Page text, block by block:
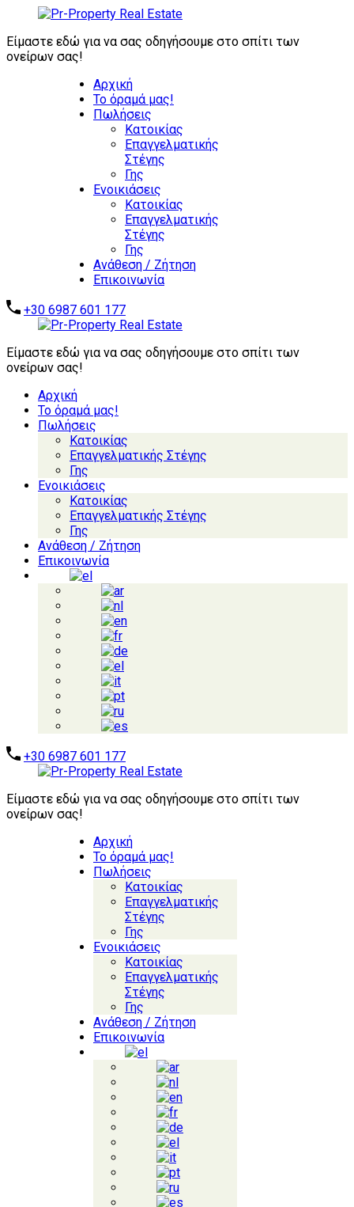
Είμαστε εδώ για να σας οδηγήσουμε στο σπίτι των
ονείρων σας!
Αρχική
Το όραμά μας!
Πωλήσεις
Κατοικίας
Επαγγελματικής
Στέγης
Γης
Ενοικιάσεις
Κατοικίας
Επαγγελματικής
Στέγης
Γης
Ανάθεση / Ζήτηση
Επικοινωνία
+30 6987 601 177
Είμαστε εδώ για να σας οδηγήσουμε στο σπίτι των
ονείρων σας!
Αρχική
Το όραμά μας!
Πωλήσεις
Κατοικίας
Επαγγελματικής Στέγης
Γης
Ενοικιάσεις
Κατοικίας
Επαγγελματικής Στέγης
Γης
Ανάθεση / Ζήτηση
Επικοινωνία
+30 6987 601 177
Είμαστε εδώ για να σας οδηγήσουμε στο σπίτι των
ονείρων σας!
Αρχική
Το όραμά μας!
Πωλήσεις
Κατοικίας
Επαγγελματικής
Στέγης
Γης
Ενοικιάσεις
Κατοικίας
Επαγγελματικής
Στέγης
Γης
Ανάθεση / Ζήτηση
Επικοινωνία
ΖΗΤΟΥΝΤΑΙ
ΑΜΕΣΑ:
ΕΠΕΝΔΥΤΙΚΑ
ΑΥΤΟΤΕΛΗ
ΑΞΙΟΛΟΓΑ
ΑΚΙΝΗΤΑ -
ΞΕΝΟΔΟΧΕΙΑ -
ΑΠΟΘΗΚΕΣ -
ΒΙΟΜΗΧΑΝΙΚΑ
Επικοινωνήστε μαζί μας